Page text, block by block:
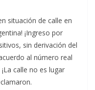
situación de calle en
¡Ingreso por
sin derivación del
al número real
calle no es lugar